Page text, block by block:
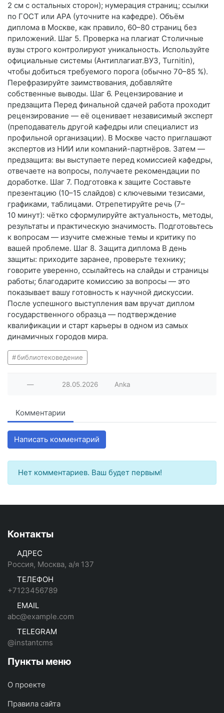
2 см с остальных сторон); нумерация страниц; ссылки
по ГОСТ или APA (уточните на кафедре). Объём
диплома в Москве, как правило, 60–80 страниц без
приложений. Шаг 5. Проверка на плагиат Столичные
вузы строго контролируют уникальность. Используйте
официальные системы (Антиплагиат.ВУЗ, Turnitin),
чтобы добиться требуемого порога (обычно 70–85 %).
Перефразируйте заимствования, добавляйте
собственные выводы. Шаг 6. Рецензирование и
предзащита Перед финальной сдачей работа проходит
рецензирование — её оценивает независимый эксперт
(преподаватель другой кафедры или специалист из
профильной организации). В Москве часто приглашают
экспертов из НИИ или компаний-партнёров. Затем —
предзащита: вы выступаете перед комиссией кафедры,
отвечаете на вопросы, получаете рекомендации по
доработке. Шаг 7. Подготовка к защите Составьте
презентацию (10–15 слайдов) с ключевыми тезисами,
графиками, таблицами. Отрепетируйте речь (7–
10 минут): чётко сформулируйте актуальность, методы,
результаты и практическую значимость. Подготовьтесь
к вопросам — изучите смежные темы и критику по
вашей проблеме. Шаг 8. Защита диплома В день
защиты: приходите заранее, проверьте технику;
говорите уверенно, ссылайтесь на слайды и страницы
работы; благодарите комиссию за вопросы — это
показывает вашу готовность к научной дискуссии.
После успешного выступления вам вручат диплом
государственного образца — подтверждение
квалификации и старт карьеры в одном из самых
динамичных городов мира.
библиотековедение
— 28.05.2026 Anka
Комментарии
Написать комментарий
Нет комментариев. Ваш будет первым!
Контакты
АДРЕС
Россия, Москва, а/я 137
ТЕЛЕФОН
+7123456789
EMAIL
abc@example.com
TELEGRAM
@instantcms
Пункты меню
О проекте
Правила сайта